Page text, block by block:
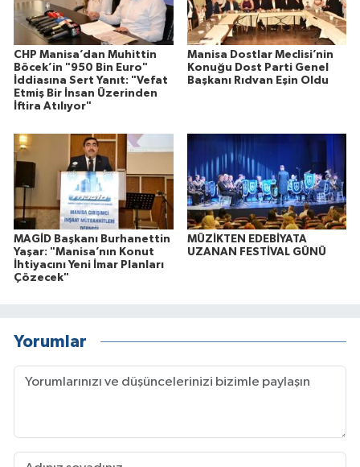
CHP Manisa’dan Muhittin
Böcek’in "950 Bin Euro"
İddiasına Sert Yanıt: "Vefat
Etmiş Bir İnsan Üzerinden
İftira Atılıyor"
Manisa Dostlar Meclisi’nin
Konuğu Dost Parti Genel
Başkanı Rıdvan Eşin Oldu
MAGİD Başkanı Burhanettin
Yaşar: "Manisa’nın Konut
İhtiyacını Yeni İmar Planları
Çözecek"
MÜZİKTEN EDEBİYATA
UZANAN FESTİVAL GÜNÜ
Yorumlar